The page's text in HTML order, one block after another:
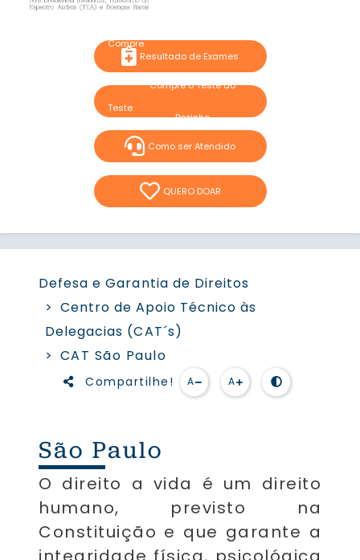
Resultado de Exames
Compre o Teste do
Pezinho
Como ser Atendido
QUERO DOAR
Defesa e Garantia de Direitos​
Centro de Apoio Técnico às
Delegacias (CAT´s)​
CAT São Paulo
Compartilhe! A A
São Paulo
O direito a vida é um direito
humano, previsto na
Constituição e que garante a